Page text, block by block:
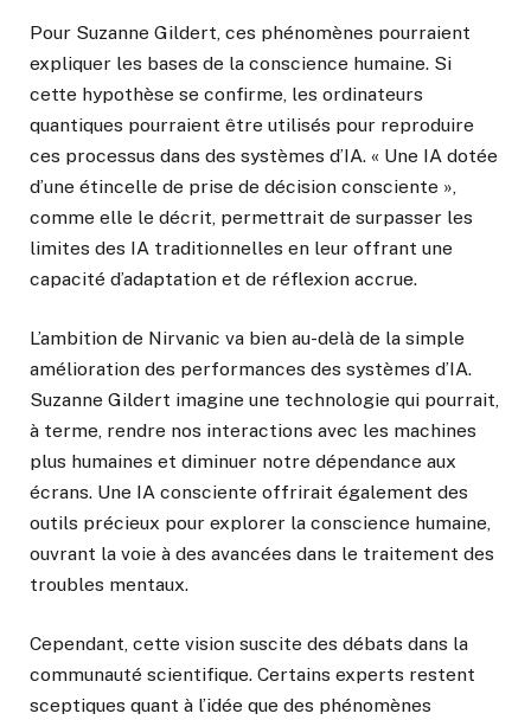
Pour Suzanne Gildert, ces phénomènes pourraient
expliquer les bases de la conscience humaine. Si
cette hypothèse se confirme, les ordinateurs
quantiques pourraient être utilisés pour reproduire
ces processus dans des systèmes d’IA. « Une IA dotée
d’une étincelle de prise de décision consciente »,
comme elle le décrit, permettrait de surpasser les
limites des IA traditionnelles en leur offrant une
capacité d’adaptation et de réflexion accrue.
L’ambition de Nirvanic va bien au-delà de la simple
amélioration des performances des systèmes d’IA.
Suzanne Gildert imagine une technologie qui pourrait,
à terme, rendre nos interactions avec les machines
plus humaines et diminuer notre dépendance aux
écrans. Une IA consciente offrirait également des
outils précieux pour explorer la conscience humaine,
ouvrant la voie à des avancées dans le traitement des
troubles mentaux.
Cependant, cette vision suscite des débats dans la
communauté scientifique. Certains experts restent
sceptiques quant à l’idée que des phénomènes